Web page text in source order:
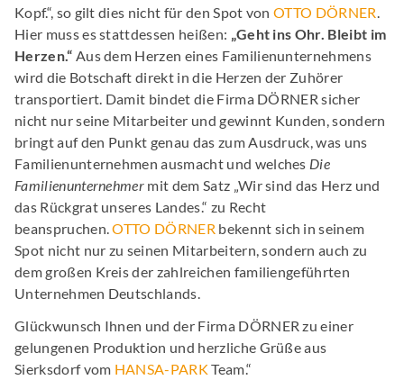
Kopf.“, so gilt dies nicht für den Spot vonOTTO DÖRNER.
Hier muss es stattdessen heißen: „Geht ins Ohr. Bleibt im
Herzen.“ Aus dem Herzen eines Familienunternehmens
wird die Botschaft direkt in die Herzen der Zuhörer
transportiert. Damit bindet die Firma DÖRNER sicher
nicht nur seine Mitarbeiter und gewinnt Kunden, sondern
bringt auf den Punkt genau das zum Ausdruck, was uns
Familienunternehmen ausmacht und welches Die
Familienunternehmer mit dem Satz „Wir sind das Herz und
das Rückgrat unseres Landes.“ zu Recht
beanspruchen.OTTO DÖRNER bekennt sich in seinem
Spot nicht nur zu seinen Mitarbeitern, sondern auch zu
dem großen Kreis der zahlreichen familiengeführten
Unternehmen Deutschlands.
Glückwunsch Ihnen und der Firma DÖRNER zu einer
gelungenen Produktion und herzliche Grüße aus
Sierksdorf vom HANSA-PARK Team.“